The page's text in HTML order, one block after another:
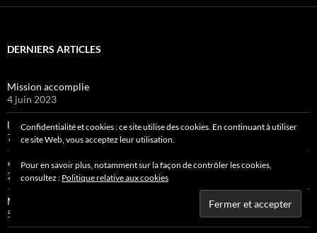
DERNIERS ARTICLES
Mission accomplie
4 juin 2023
le jeu des sept erreurs
7 mai 2023
« jouet français »
2 avril 2023
Mobilité douce
5 mars 2023
Confidentialité et cookies : ce site utilise des cookies. En continuant à utiliser
ce site Web, vous acceptez leur utilisation.
Pour en savoir plus, notamment sur la façon de contrôler les cookies,
consultez : Politique relative aux cookies